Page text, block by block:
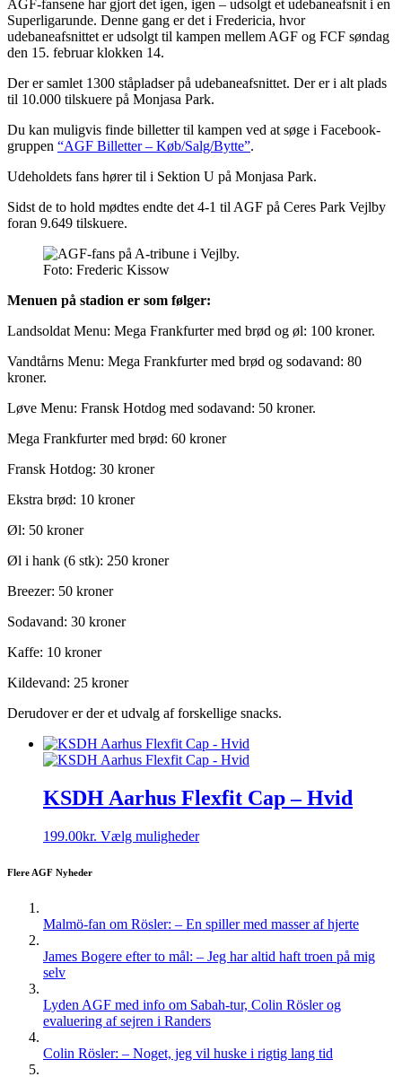
AGF-fansene har gjort det igen, igen – udsolgt et udebaneafsnit i en
Superligarunde. Denne gang er det i Fredericia, hvor
udebaneafsnittet er udsolgt til kampen mellem AGF og FCF søndag
den 15. februar klokken 14.
Der er samlet 1300 ståpladser på udebaneafsnittet. Der er i alt plads
til 10.000 tilskuere på Monjasa Park.
Du kan muligvis finde billetter til kampen ved at søge i Facebook-
gruppen “AGF Billetter – Køb/Salg/Bytte”.
Udeholdets fans hører til i Sektion U på Monjasa Park.
Sidst de to hold mødtes endte det 4-1 til AGF på Ceres Park Vejlby
foran 9.649 tilskuere.
Foto: Frederic Kissow
Menuen på stadion er som følger:
Landsoldat Menu: Mega Frankfurter med brød og øl: 100 kroner.
Vandtårns Menu: Mega Frankfurter med brød og sodavand: 80
kroner.
Løve Menu: Fransk Hotdog med sodavand: 50 kroner.
Mega Frankfurter med brød: 60 kroner
Fransk Hotdog: 30 kroner
Ekstra brød: 10 kroner
Øl: 50 kroner
Øl i hank (6 stk): 250 kroner
Breezer: 50 kroner
Sodavand: 30 kroner
Kaffe: 10 kroner
Kildevand: 25 kroner
Derudover er der et udvalg af forskellige snacks.
KSDH Aarhus Flexfit Cap – Hvid
199.00kr. Vælg mulighederDette
Mulighederne
kan
vælges
på
Flere AGF Nyheder
Malmö-fan om Rösler: – En spiller med masser af hjerte
James Bogere efter to mål: – Jeg har altid haft troen på mig
selv
Lyden AGF med info om Sabah-tur, Colin Rösler og
evaluering af sejren i Randers
Colin Rösler: – Noget, jeg vil huske i rigtig lang tid